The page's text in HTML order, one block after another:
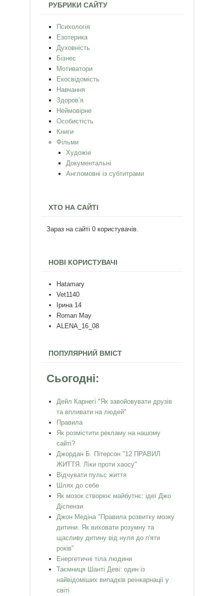
РУБРИКИ САЙТУ
Психологія
Езотерика
Духовність
Бізнес
Мотиватори
Екосвідомість
Навчання
Здоров’я
Неймовірне
Особистість
Книги
Фільми
Художні
Документальні
Англомовні із субтитрами
ХТО НА САЙТІ
Зараз на сайті 0 користувачів.
НОВІ КОРИСТУВАЧІ
Hatamary
Vet1140
Ірина 14
Roman May
ALENA_16_08
ПОПУЛЯРНИЙ ВМІСТ
Сьогодні:
Дейл Карнегі "Як завойовувати друзів
та впливати на людей"
Правила
Як розмістити рекламу на нашому
сайті?
Джордан Б. Пітерсон "12 ПРАВИЛ
ЖИТТЯ. Ліки проти хаосу"
Відчувати пульс життя
Шлях до себе
Як мозок створює майбутнє: ідеї Джо
Діспензи
Джон Медіна "Правила розвитку мозку
дитини. Як виховати розумну та
щасливу дитину від нуля до п'яти
років"
Енергетичні тіла людини
Таємниця Шанті Деві: один із
найвідоміших випадків реінкарнації у
світі